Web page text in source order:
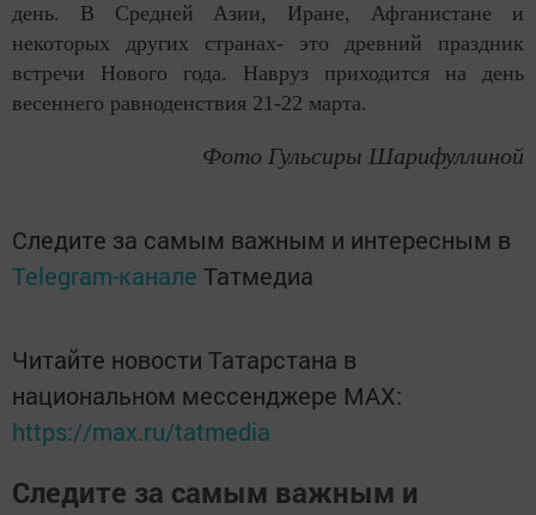
день. В Средней Азии, Иране, Афганистане и
некоторых других странах- это древний праздник
встречи Нового года. Навруз приходится на день
весеннего равноденствия 21-22 марта.
Фото Гульсиры Шарифуллиной
Следите за самым важным и интересным в
Telegram-канале Татмедиа
Читайте новости Татарстана в
национальном мессенджере MАХ:
https://max.ru/tatmedia
Следите за самым важным и